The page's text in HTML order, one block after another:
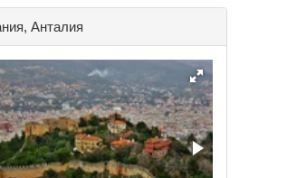
Анталия